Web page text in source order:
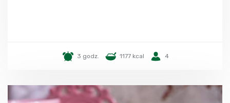
3 godz. 1177 kcal 4